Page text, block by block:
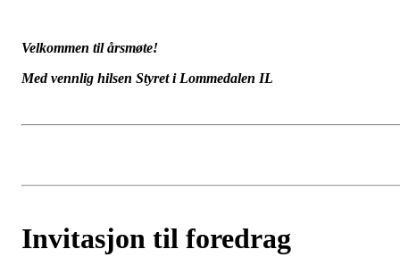
Velkommen til årsmøte!
Med vennlig hilsen Styret i Lommedalen IL
Invitasjon til foredrag